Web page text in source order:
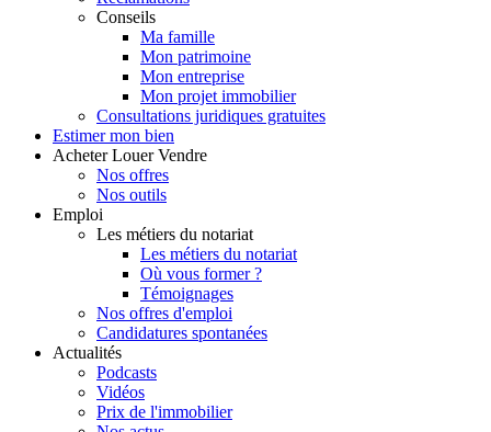
Conseils
Ma famille
Mon patrimoine
Mon entreprise
Mon projet immobilier
Consultations juridiques gratuites
Estimer mon bien
Acheter Louer Vendre
Nos offres
Nos outils
Emploi
Les métiers du notariat
Les métiers du notariat
Où vous former ?
Témoignages
Nos offres d'emploi
Candidatures spontanées
Actualités
Podcasts
Vidéos
Prix de l'immobilier